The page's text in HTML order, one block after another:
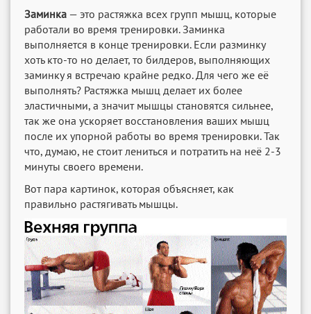
Заминка — это растяжка всех групп мышц, которые
работали во время тренировки. Заминка
выполняется в конце тренировки. Если разминку
хоть кто-то но делает, то билдеров, выполняющих
заминку я встречаю крайне редко. Для чего же её
выполнять? Растяжка мышц делает их более
эластичными, а значит мышцы становятся сильнее,
так же она ускоряет восстановления ваших мышц
после их упорной работы во время тренировки. Так
что, думаю, не стоит лениться и потратить на неё 2-3
минуты своего времени.
Вот пара картинок, которая объясняет, как
правильно растягивать мышцы.